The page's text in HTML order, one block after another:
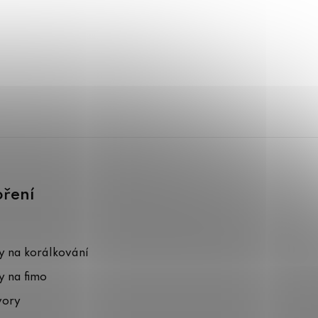
na korálkování
na fimo